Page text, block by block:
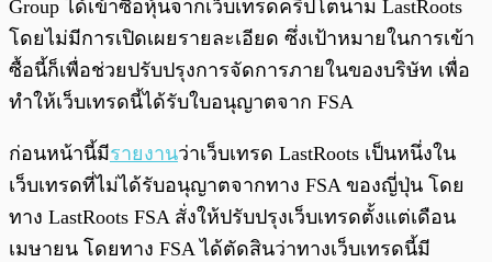
Group ได้เข้าซื้อหุ้นจากเว็บเทรดคริปโตนาม LastRoots
โดยไม่มีการเปิดเผยรายละเอียด ซึ่งเป้าหมายในการเข้า
ซื้อนี้ก็เพื่อช่วยปรับปรุงการจัดการภายในของบริษัท เพื่อ
ทำให้เว็บเทรดนี้ได้รับใบอนุญาตจาก FSA
ก่อนหน้านี้มีรายงานว่าเว็บเทรด LastRoots เป็นหนึ่งใน
เว็บเทรดที่ไม่ได้รับอนุญาตจากทาง FSA ของญี่ปุ่น โดย
ทาง LastRoots FSA สั่งให้ปรับปรุงเว็บเทรดตั้งแต่เดือน
เมษายน โดยทาง FSA ได้ตัดสินว่าทางเว็บเทรดนี้มี